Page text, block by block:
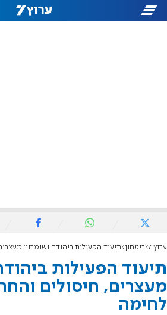
ערוץ 7 ביטחון תיעוד הפעילות ביהודה ושומרון: מעצרים, חיסולים
תיעוד הפעילות
מעצרים, חיסולים
לחימה